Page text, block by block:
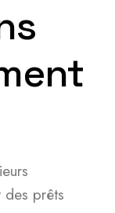
des prêts